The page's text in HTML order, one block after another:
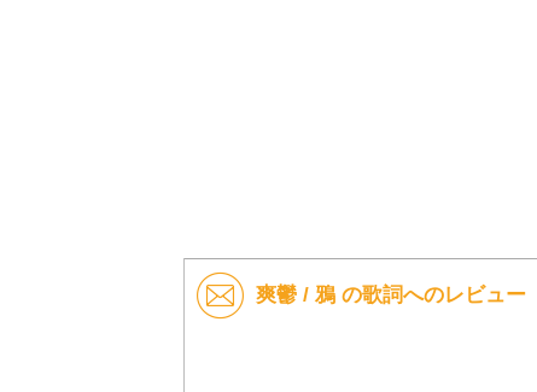
爽鬱 / 鴉 の歌詞へのレビュー